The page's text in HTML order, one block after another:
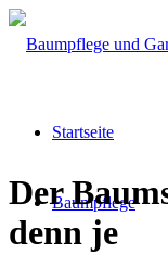
Startseite
Baumpflege
Der
denn je